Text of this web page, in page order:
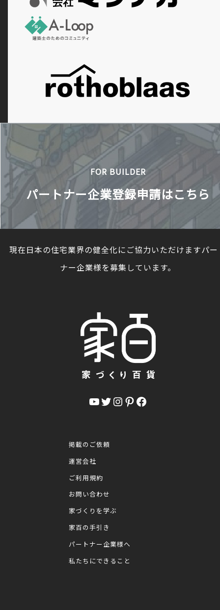
FOR BUILDER
パートナー企業登録申請はこちら
現在日本の住宅業界の健全化にご協力いただけますパ
ナー企業様を募集しています。
YouTube Twitter InstagramPinterest Facebook
掲載のご依頼
運営会社
ご利用規約
お問い合わせ
家づくりを学ぶ
家百の手引き
パートナー企業様へ
私たちにできること